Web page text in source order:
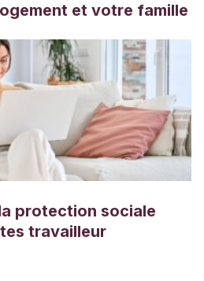
et votre famille
protection sociale
travailleur